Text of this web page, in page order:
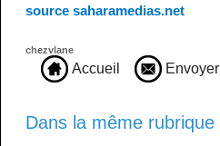
source saharamedias.net
chezvlane
Accueil
Dans la même rubrique